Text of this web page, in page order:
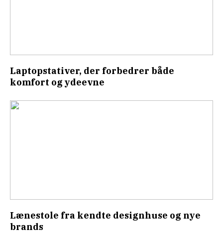
Laptopstativer, der forbedrer både
komfort og ydeevne
Lænestole fra kendte designhuse og nye
brands